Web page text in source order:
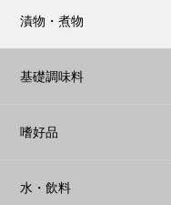
漬物・煮物
基礎調味料
嗜好品
水・飲料